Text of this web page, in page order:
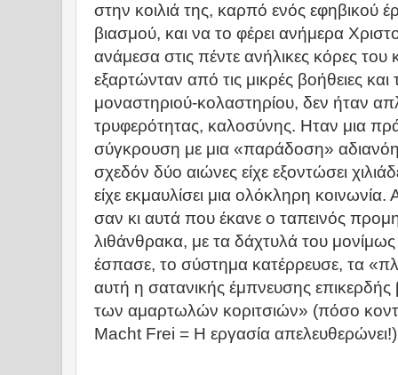
στην κοιλιά της, καρπό ενός εφηβικού
βιασμού, και να το φέρει ανήμερα
ανάμεσα στις πέντε ανήλικες κόρες του
εξαρτώνταν από τις μικρές βοήθειες
μοναστηριού-κολαστηρίου, δεν ήταν
τρυφερότητας, καλοσύνης. Ηταν μια
σύγκρουση με μια «παράδοση»
σχεδόν δύο αιώνες είχε εξοντώσει
είχε εκμαυλίσει μια ολόκληρη
σαν κι αυτά που έκανε ο ταπεινός
λιθάνθρακα, με τα δάχτυλά του
έσπασε, το σύστημα κατέρρευσε, τα
αυτή η σατανικής έμπνευσης επικερδής
των αμαρτωλών κοριτσιών» (πόσο
Macht Frei = Η εργασία